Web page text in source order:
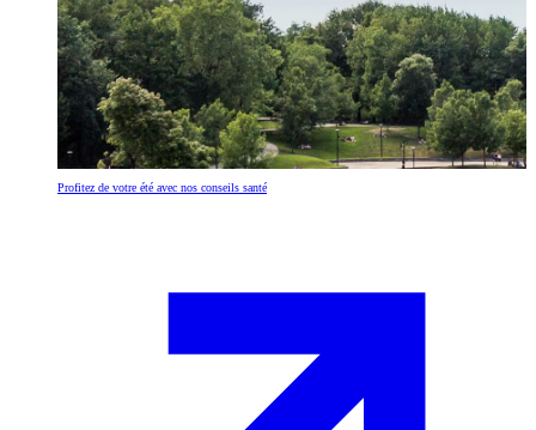
Profitez de votre été avec nos conseils santé